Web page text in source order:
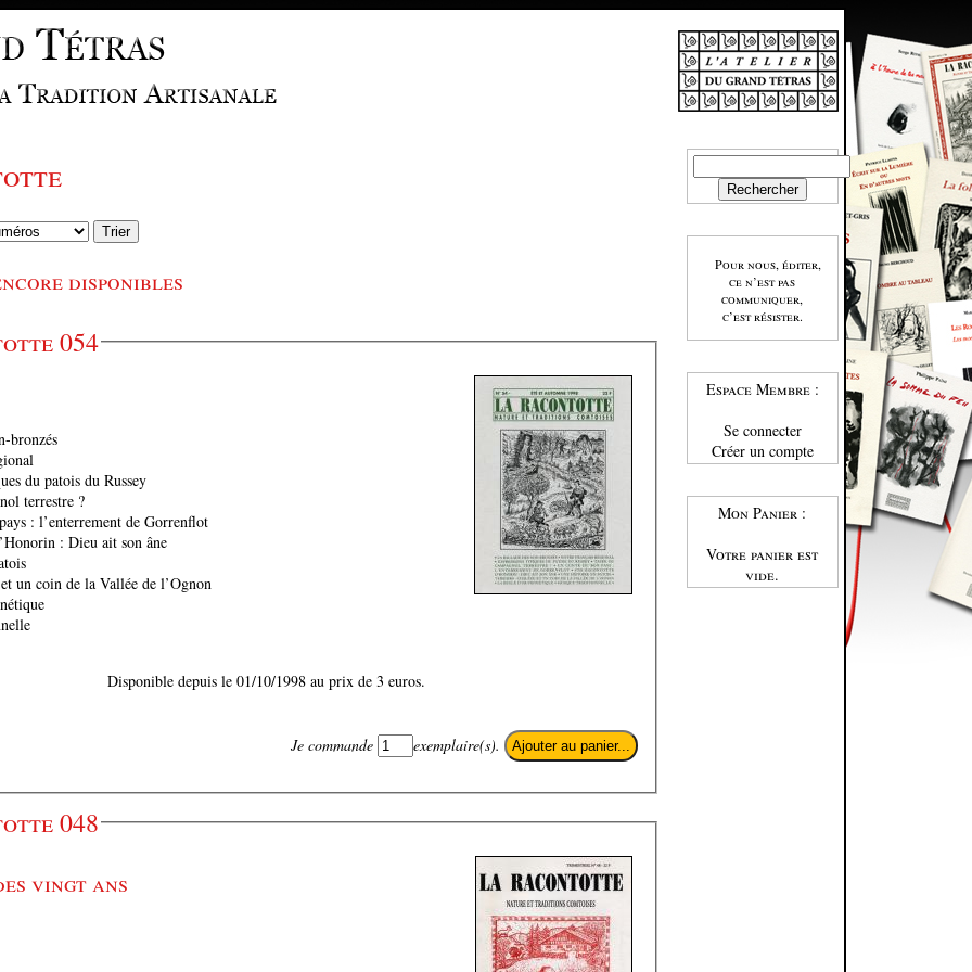
Pour nous, éditer,
ce n’est pas
communiquer,
c’est résister.
Espace Membre :
Se connecter
Créer un compte
Mon Panier :
Votre panier est
vide.
disponibles
054
bronzés
du patois du Russey
terrestre ?
: l’enterrement de Gorrenflot
: Dieu ait son âne
un coin de la Vallée de l’Ognon
Disponible depuis le 01/10/1998 au prix de 3 euros.
Je commande exemplaire(s).
048
vingt ans